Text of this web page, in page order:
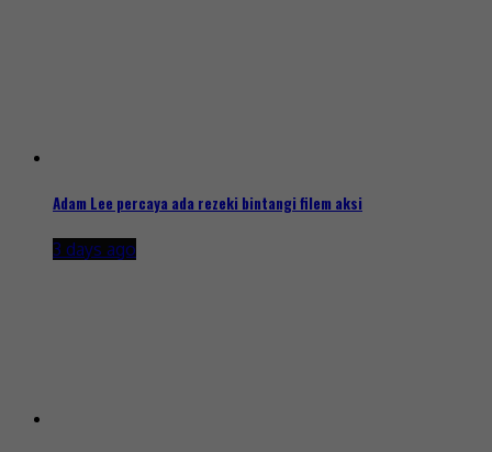
Adam Lee percaya ada rezeki bintangi filem aksi
3 days ago